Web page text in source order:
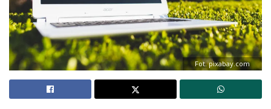
Fot. pixabay.com